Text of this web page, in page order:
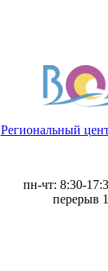
Региональный
пн-чт: 8:30-
перерыв